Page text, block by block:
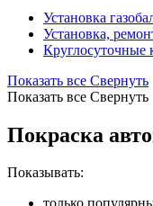
Установка
Установка,
Круглосуточные
Показать все Свернуть
Показать все Свернуть
Покраска
Показывать: